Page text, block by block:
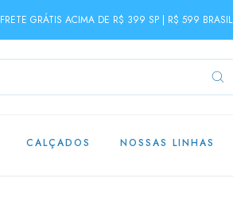
FRETE GRÁTIS ACIMA DE R$ 399 SP | R$ 599 BRASIL
CALÇADOS NOSSAS LINHAS